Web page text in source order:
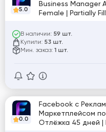
5.0
Business Manager
Female | Partially
В наличии: 59 шт.
Купили: 53 шт.
Мин. заказ: 1 шт.
0.0
Facebook с
Маркетплейсом
Отлёжка 45 дней |